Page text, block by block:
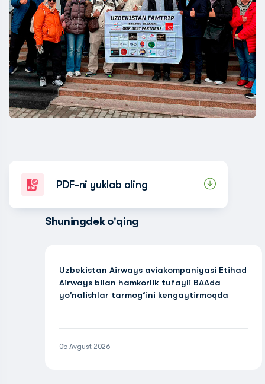
PDF-ni yuklab oling
Shuningdek o'qing
Uzbekistan Airways aviakompaniyasi Etihad
Airways bilan hamkorlik tufayli BAAda
yo‘nalishlar tarmog‘ini kengaytirmoqda
05 Avgust 2026